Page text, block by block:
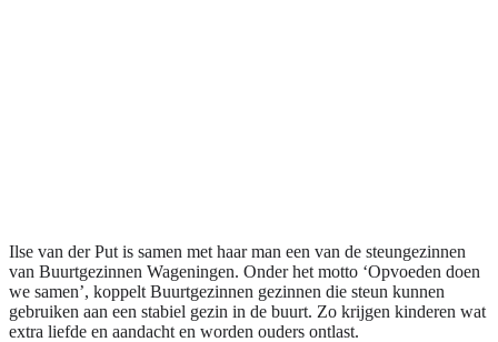
Ilse van der Put is samen met haar man een van de steungezinnen
van Buurtgezinnen Wageningen. Onder het motto ‘Opvoeden doen
we samen’, koppelt Buurtgezinnen gezinnen die steun kunnen
gebruiken aan een stabiel gezin in de buurt. Zo krijgen kinderen wat
extra liefde en aandacht en worden ouders ontlast.